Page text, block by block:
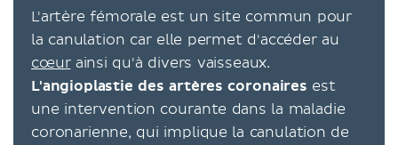
L'artère fémorale est un site commun pour
la canulation car elle permet d'accéder au
cœurainsi qu'à divers vaisseaux.
L'angioplastie des artères coronaires est
une intervention courante dans la maladie
coronarienne, qui implique la canulation de